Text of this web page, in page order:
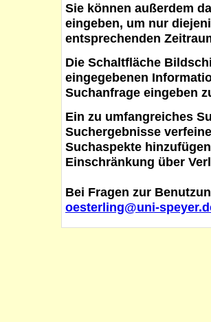
Sie können außerdem
eingeben, um nur
entsprechenden
Die Schaltfläche
eingegebenen
Suchanfrage eingeben
Ein zu umfangreiches
Suchergebnisse
Suchaspekte
Einschränkung über
Bei Fragen zur
oesterling@uni-